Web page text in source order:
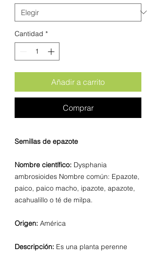
Cantidad *
Añadir a carrito
Comprar
Semillas de epazote
Nombre científico: Dysphania
ambrosioides Nombre común: Epazote,
paico, paico macho, ipazote, apazote,
acahualillo o té de milpa.
Origen: América
Descripción: Es una planta perenne